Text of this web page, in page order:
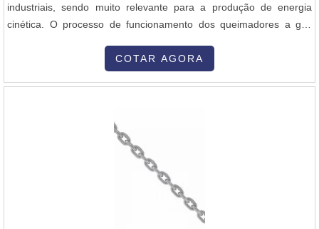
industriais, sendo muito relevante para a produção de energia
cinética. O processo de funcionamento dos queimadores a gás
produz calor até certa temperatura. O que ganho com o
COTAR AGORA